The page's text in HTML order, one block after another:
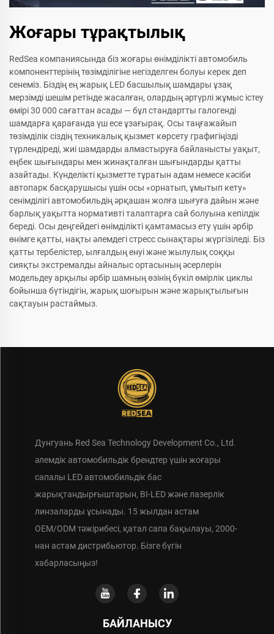
Жоғары тұрақтылық
RedSea компаниясында біз жоғары өнімділікті автомобиль
компоненттерінің төзімділігіне негізделген болуы керек деп
сенеміз. Біздің ең жарық LED басшылық шамдары ұзақ
мерзімді шешім ретінде жасалған, олардың әртүрлі жұмыс істеу
өмірі 30 000 сағаттан асады — бұл стандартты галогенді
шамдарға қарағанда үш есе ұзағырақ. Осы таңғажайып
төзімділік сіздің техникалық қызмет көрсету графигіңізді
түрлендіреді, жиі шамдарды алмастыруға байланысты уақыт,
еңбек шығындары мен жинақталған шығындарды қатты
азайтады. Күнделікті қызметте тұратын адам немесе кәсіби
автопарк басқарушысы үшін осы «орнатып, ұмытып кету»
сенімділігі автомобильдің әрқашан жолға шығуға дайын және
барлық уақытта нормативті талаптарға сай болуына кепілдік
береді. Осы деңгейдегі өнімділікті қамтамасыз ету үшін әрбір
өнімге қатты, нақты әлемдегі стресс сынақтары жүргізіледі. Біз
қатты тербелістер, ылғалдың енуі және жылулық соққы
сияқты экстремалды айналыс ортасының әсерлерін
модельдеу арқылы әрбір шамның өзінің бүкіл өмірлік циклы
бойынша бүтіндігін, жарық шоғырын және жарықтылығын
сақтауын растаймыз.
Дунгуань Red Sea Technology Development Co., Ltd.
әлемдік автомобильдік брендтер үшін жоғары
сапалы LED автомобильдік бас
жарықтандырғыштарын, BI-LED және лазерлік
линзаларды ұсынады. 15 жылдан астам
OEM/ODM тәжірибесі, қатал сапа бақылауы, 2000-
нан астам дистрибьютор. Бізге бүгін
хабарласыңыз!
БАЙЛАНЫСУ